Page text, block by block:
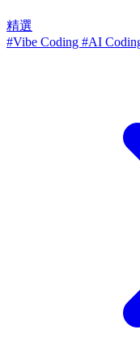
精選
#Vibe Coding #AI